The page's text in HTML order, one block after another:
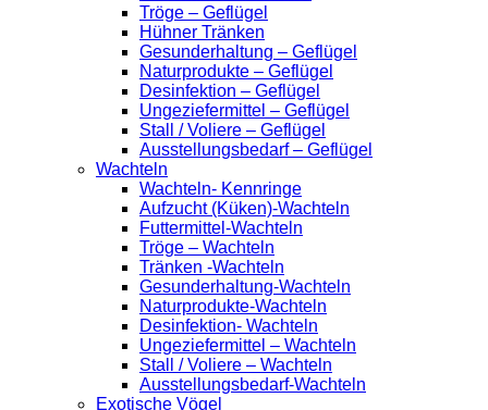
Tröge – Geflügel
Hühner Tränken
Gesunderhaltung – Geflügel
Naturprodukte – Geflügel
Desinfektion – Geflügel
Ungeziefermittel – Geflügel
Stall / Voliere – Geflügel
Ausstellungsbedarf – Geflügel
Wachteln
Wachteln- Kennringe
Aufzucht (Küken)-Wachteln
Futtermittel-Wachteln
Tröge – Wachteln
Tränken -Wachteln
Gesunderhaltung-Wachteln
Naturprodukte-Wachteln
Desinfektion- Wachteln
Ungeziefermittel – Wachteln
Stall / Voliere – Wachteln
Ausstellungsbedarf-Wachteln
Exotische Vögel